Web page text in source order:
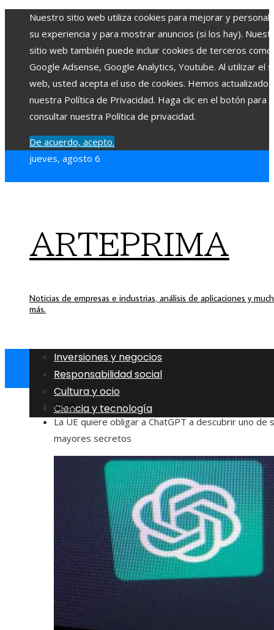
Nuestro sitio web utiliza cookies para mejorar y
su experiencia y para mostrar anuncios (si los hay).
sitio web también puede incluir cookies de terceros como
Google Adsense, Google Analytics, Youtube. Al utilizar el
web, usted acepta el uso de cookies. Hemos actualizado
nuestra Política de Privacidad. Haga clic en el botón para
consultar nuestra Política de privacidad.
De acuerdo, acepto.
jueves, agosto 6
ARTEPRIMA
Noticias de empresas e industrias, análisis de aplicaciones y
más.
Inversiones y negocios
Responsabilidad social
Cultura y ocio
Ciencia y tecnología
Inicio
La UE quiere obligar a ChatGPT a descubrir uno de
mayores secretos